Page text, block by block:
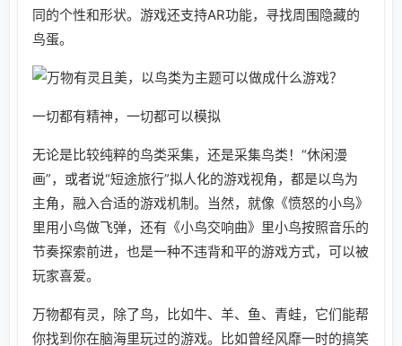
同的个性和形状。游戏还支持AR功能，寻找周围隐藏的
鸟蛋。
一切都有精神，一切都可以模拟
无论是比较纯粹的鸟类采集，还是采集鸟类！“休闲漫
画”，或者说“短途旅行”拟人化的游戏视角，都是以鸟为
主角，融入合适的游戏机制。当然，就像《愤怒的小鸟》
里用小鸟做飞弹，还有《小鸟交响曲》里小鸟按照音乐的
节奏探索前进，也是一种不违背和平的游戏方式，可以被
玩家喜爱。
万物都有灵，除了鸟，比如牛、羊、鱼、青蛙，它们能帮
你找到你在脑海里玩过的游戏。比如曾经风靡一时的搞笑